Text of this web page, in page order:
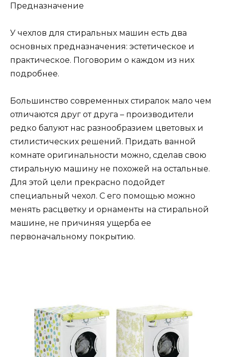
Предназначение
У чехлов для стиральных машин есть два
основных предназначения: эстетическое и
практическое. Поговорим о каждом из них
подробнее.
Большинство современных стиралок мало чем
отличаются друг от друга – производители
редко балуют нас разнообразием цветовых и
стилистических решений. Придать ванной
комнате оригинальности можно, сделав свою
стиральную машину не похожей на остальные.
Для этой цели прекрасно подойдет
специальный чехол. С его помощью можно
менять расцветку и орнаменты на стиральной
машине, не причиняя ущерба ее
первоначальному покрытию.